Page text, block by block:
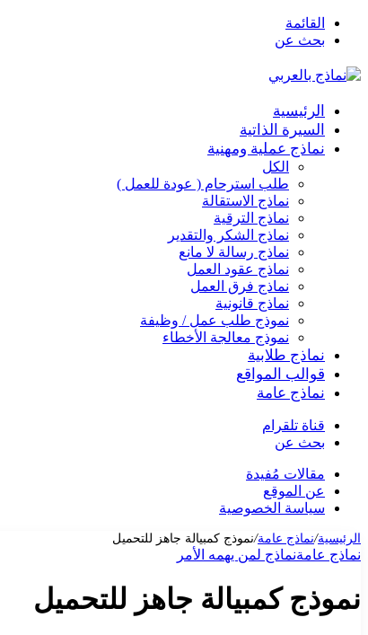
القائمة
بحث عن
الرئيسية
السيرة الذاتية
نماذج عملية ومهنية
الكل
طلب استرحام ( عودة للعمل )
نماذج الاستقالة
نماذج الترقية
نماذج الشكر والتقدير
نماذج رسالة لا مانع
نماذج عقود العمل
نماذج فرق العمل
نماذج قانونية
نموذج طلب عمل / وظيفة
نموذج معالجة الأخطاء
نماذج طلابية
قوالب المواقع
نماذج عامة
قناة تلقرام
بحث عن
مقالات مُفيدة
عن الموقع
سياسة الخصوصية
الرئيسية/نماذج عامة/نموذج كمبيالة جاهز للتحميل
نماذج عامةنماذج لمن يهمه الأمر
نموذج كمبيالة جاهز للتحميل